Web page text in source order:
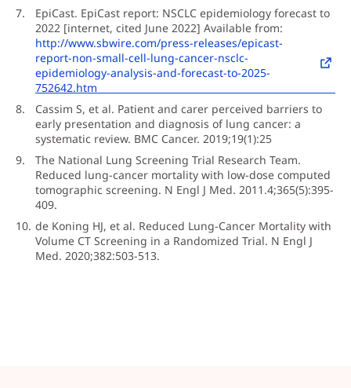
EpiCast. EpiCast report: NSCLC epidemiology forecast to
2022 [internet, cited June 2022] Available from:
http://www.sbwire.com/press-releases/epicast-
report-non-small-cell-lung-cancer-nsclc-
epidemiology-analysis-and-forecast-to-2025-
752642.htm
Cassim S, et al. Patient and carer perceived barriers to
early presentation and diagnosis of lung cancer: a
systematic review. BMC Cancer. 2019;19(1):25
The National Lung Screening Trial Research Team.
Reduced lung-cancer mortality with low-dose computed
tomographic screening. N Engl J Med. 2011.4;365(5):395-
409.
de Koning HJ, et al. Reduced Lung-Cancer Mortality with
Volume CT Screening in a Randomized Trial. N Engl J
Med. 2020;382:503-513.